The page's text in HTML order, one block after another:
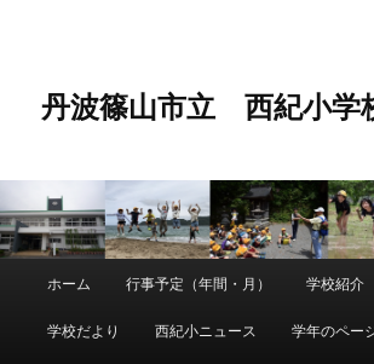
へ
移
動
移
動
丹波篠山市立 西紀小学
メ
イ
サ
ブ
ホーム 行事予定（年間・月） 学校紹介
学校だより 西紀小ニュース 学年のペー